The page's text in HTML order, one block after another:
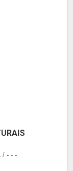
/ - - -